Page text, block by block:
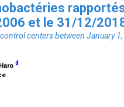
et le 31/12/
centers between January
d